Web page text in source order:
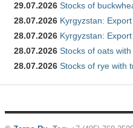
29.07.2026 Stocks of
28.07.2026 Kyrgyzstan:
28.07.2026 Kyrgyzstan:
28.07.2026 Stocks of oats
28.07.2026 Stocks of rye with